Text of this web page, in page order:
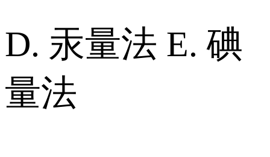
D. 汞量法 E. 碘
量法